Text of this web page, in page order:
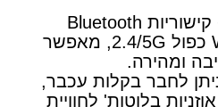
חיבור אלחוטי Wi-Fi כפול 2.4/5G, מאפשר
ומהירה.
לחבר בקלות עכבר,
בלוטות' לחוויית